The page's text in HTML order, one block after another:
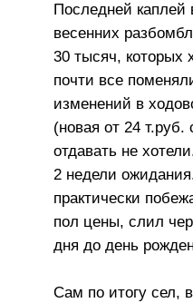
Последней
весенних
30 тысяч, которых
почти все
изменений в
(новая от 24
отдавать не
2 недели
практически
пол цены, слил
дня до день
Сам по итогу сел,